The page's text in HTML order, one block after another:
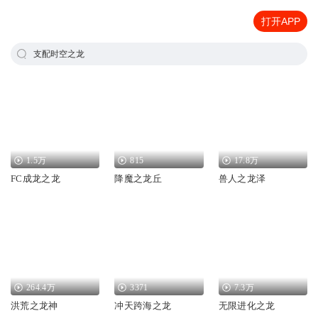
打开APP
支配时空之龙
1.5万
FC成龙之龙
815
降魔之龙丘
17.8万
兽人之龙泽
264.4万
洪荒之龙神
3371
冲天跨海之龙
7.3万
无限进化之龙